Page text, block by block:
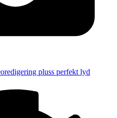
pluss perfekt lyd